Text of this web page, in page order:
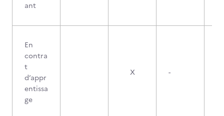
ant
En
contra
t
d’appr
entissa
ge
X -